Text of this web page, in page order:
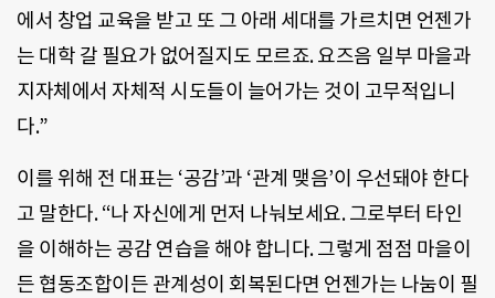
에서 창업 교육을 받고 또 그 아래 세대를 가르치면 언젠가
는 대학 갈 필요가 없어질지도 모르죠. 요즈음 일부 마을과
지자체에서 자체적 시도들이 늘어가는 것이 고무적입니
다.”
이를 위해 전 대표는 ‘공감’과 ‘관계 맺음’이 우선돼야 한다
고 말한다. “나 자신에게 먼저 나눠보세요. 그로부터 타인
을 이해하는 공감 연습을 해야 합니다. 그렇게 점점 마을이
든 협동조합이든 관계성이 회복된다면 언젠가는 나눔이 필